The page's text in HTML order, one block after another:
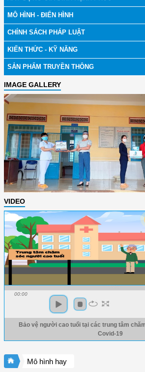
MÔ HÌNH - ĐIỂN HÌNH
CHÍNH SÁCH PHÁP LUẬT
KIẾN THỨC - KỸ NĂNG
SẢN PHẨM TRUYỀN THÔNG
IMAGE GALLERY
VIDEO
00:00
Bảo vệ người cao tuổi tại các trung tâm
Covid-19
Mô hình hay